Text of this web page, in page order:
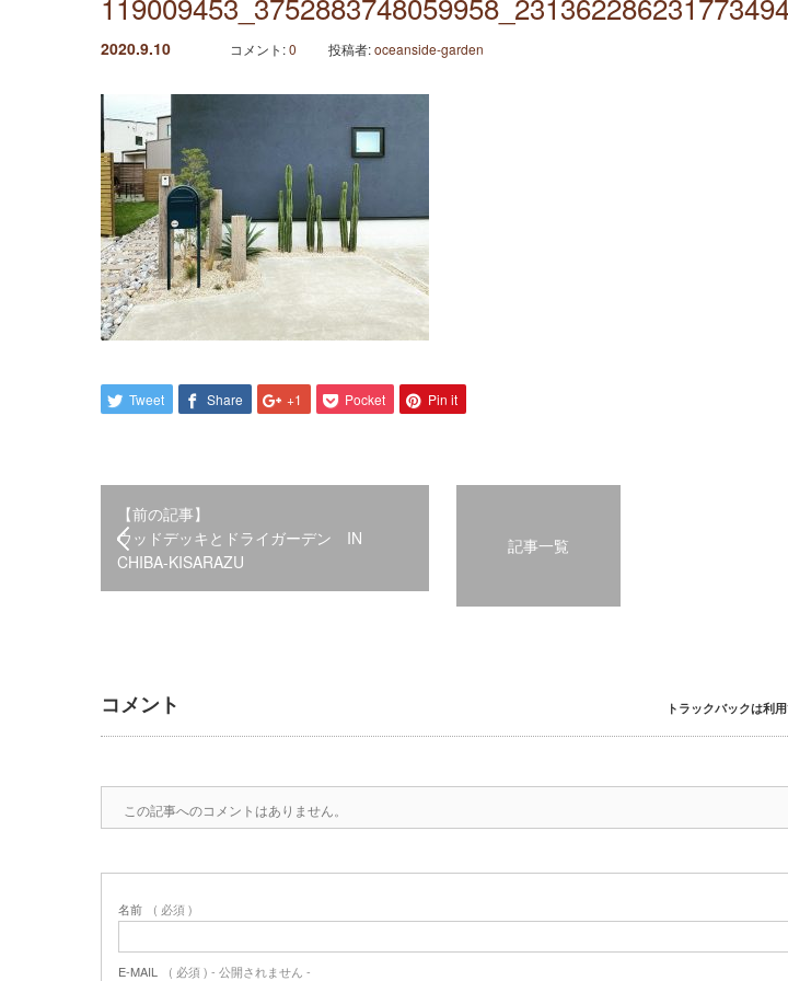
2020.9.10 コメント:0 投稿者:oceanside-garden
Tweet Share +1 Pocket Pin it
【前の記事】
ウッドデッキとドライガーデン IN
CHIBA-KISARAZU
記事一覧
コメント トラックバックは利用
この記事へのコメントはありません。
名前 ( 必須 )
E-MAIL ( 必須 ) - 公開されません -